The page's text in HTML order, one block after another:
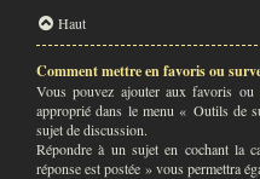
Haut
Comment mettre en favoris ou
Vous pouvez ajouter aux favoris
approprié dans le menu « Outils de
sujet de discussion.
Répondre à un sujet en cochant la
réponse est postée » vous permettra